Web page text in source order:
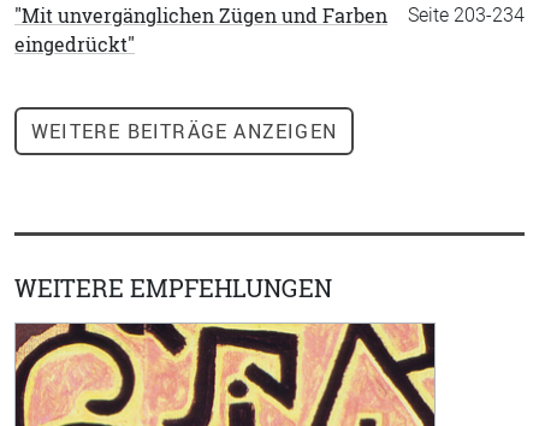
Seite 203-234
"Mit unvergänglichen Zügen und Farben
eingedrückt"
WEITERE BEITRÄGE ANZEIGEN
WEITERE EMPFEHLUNGEN